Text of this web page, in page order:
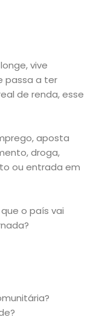
vive
passa a ter
de renda, esse
aposta
droga,
ou entrada em
o país vai